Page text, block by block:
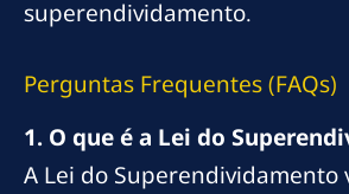
superendividamento.
Perguntas Frequentes (FAQs)
1. O que é a Lei do
A Lei do Superendividamento